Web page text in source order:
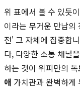
위 표에서 볼 수 있듯
이라는 무거운 만남
전' 그 자체에 집중합
다, 다양한 소통 채널
하는 것이 위피만의
애 가치관과 완벽하게